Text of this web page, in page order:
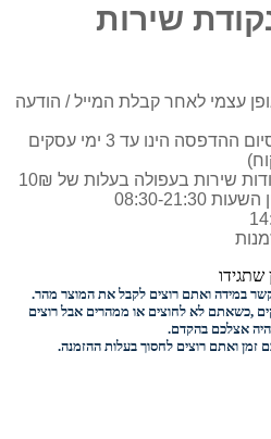
שירות
עצמי לאחר קבלת המייל / הודעה
כי הזמנתך מוכנה לאיסוף (סיום ההדפסה הינו עד 3 ימי עסקים
שירות בעפולה בעלות של 10₪
08:30-21:30
שתגידו
במידה ואתם רוצים לקבל את המוצר מהר.
ימי עסקים ,כשאתם לא לחוצים או ממהרים אבל רוצים
אצלכם בהקדם.
לחסוך בעלות ההזמנה.